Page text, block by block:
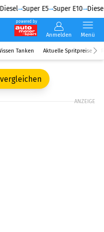
Super E5 Super E10 Diesel
powered by
Anmelden Menü
Tanken Aktuelle Spritpreise
ANZEIGE